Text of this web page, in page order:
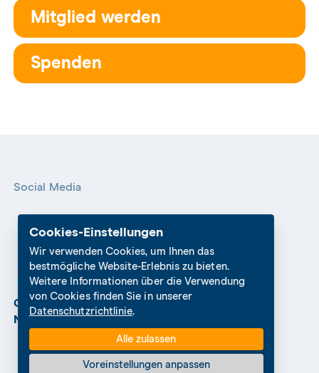
Cookies-Einstellungen
Wir verwenden Cookies, um Ihnen das
bestmögliche Website-Erlebnis zu bieten.
Weitere Informationen über die Verwendung
von Cookies finden Sie in unserer
Datenschutzrichtlinie.
Alle zulassen
Voreinstellungen anpassen
Mitglied werden
Spenden
Social Media
Cookies Settings Datenschutz
Nutzungshinweise